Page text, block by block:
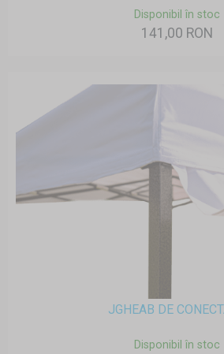
Disponibil în stoc
141,00 RON
JGHEAB DE
Disponibil în stoc